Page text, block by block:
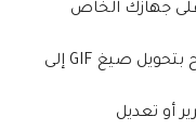
جهازك الخاص
قم باستخدام أي موقع يسمح بتحويل صيغ GIF إلى
أو تعديل